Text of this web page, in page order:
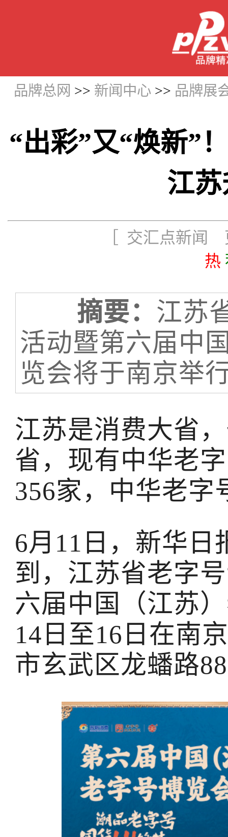
品牌总网 >> 新闻中心 >> 品牌展
“出彩”又“焕新”
江
［ 交汇点新闻
热
摘要： 江苏
活动暨第六届中
览会将于南京举
江苏是消费大省
省，现有中华老
356家，中华老字
6月11日，新华日
到，江苏省老字
六届中国（江苏
14日至16日在南
市玄武区龙蟠路